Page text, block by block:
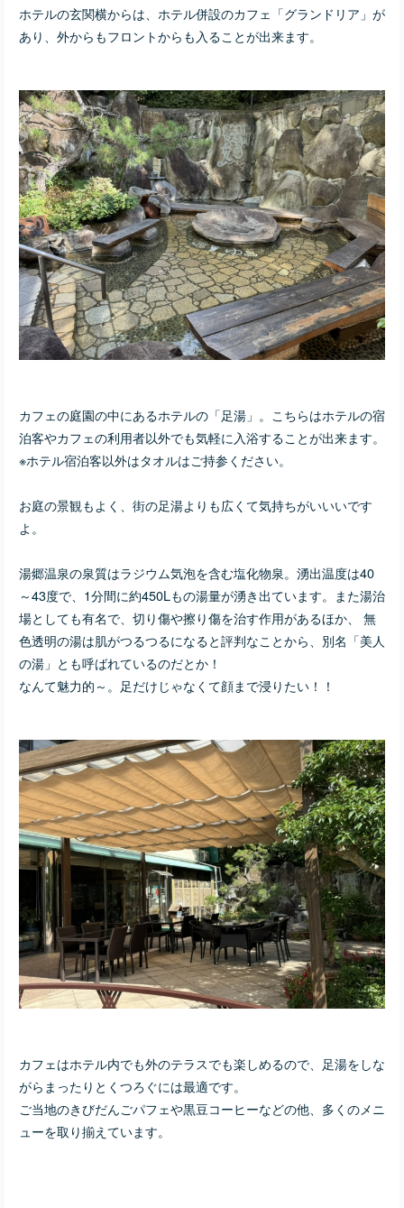
ホテルの玄関横からは、ホテル併設のカフェ「グランドリア」が
あり、外からもフロントからも入ることが出来ます。
カフェの庭園の中にあるホテルの「足湯」。こちらはホテルの宿
泊客やカフェの利用者以外でも気軽に入浴することが出来ます。
※ホテル宿泊客以外はタオルはご持参ください。
お庭の景観もよく、街の足湯よりも広くて気持ちがいいいです
よ。
湯郷温泉の泉質はラジウム気泡を含む塩化物泉。湧出温度は40
～43度で、1分間に約450Lもの湯量が湧き出ています。また湯治
場としても有名で、切り傷や擦り傷を治す作用があるほか、 無
色透明の湯は肌がつるつるになると評判なことから、別名「美人
の湯」とも呼ばれているのだとか！
なんて魅力的～。足だけじゃなくて顔まで浸りたい！！
カフェはホテル内でも外のテラスでも楽しめるので、足湯をしな
がらまったりとくつろぐには最適です。
ご当地のきびだんごパフェや黒豆コーヒーなどの他、多くのメニ
ューを取り揃えています。